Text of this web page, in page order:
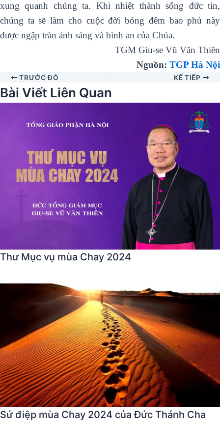
xung quanh chúng ta. Khi nhiệt thành sống đức tin,
chúng ta sẽ làm cho cuộc đời bóng đêm bao phủ này
được ngập tràn ánh sáng và bình an của Chúa.
TGM Giu-se Vũ Văn Thiên
Nguồn: TGP Hà Nội
TRƯỚC ĐÓ KẾ TIẾP
Bài Viết Liên Quan
Thư Mục vụ mùa Chay 2024
Sứ điệp mùa Chay 2024 của Đức Thánh Cha